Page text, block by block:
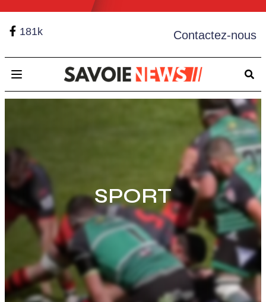
181k Contactez-nous
Open main menu
SPORT